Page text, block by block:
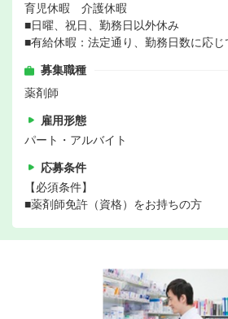
育児休暇 介護休暇
■日曜、祝日、勤務日以外休み
■有給休暇：法定通り、勤務日数に応じ
募集職種
薬剤師
雇用形態
パート・アルバイト
応募条件
【必須条件】
■薬剤師免許（資格）をお持ちの方